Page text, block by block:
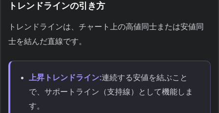
トレンドラインの引き方
トレンドラインは、チャート上の高値同士または安値同
士を結んだ直線です。
上昇トレンドライン:連続する安値を結ぶこと
で、サポートライン（支持線）として機能しま
す。